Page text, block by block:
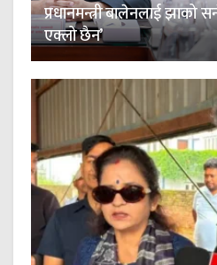
प्रधानमन्त्री बालेनलाई झाको
एक्लो छैन’